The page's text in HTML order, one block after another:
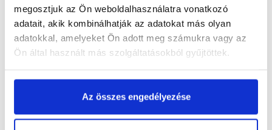
megosztjuk az Ön weboldalhasználatra vonatkozó
adatait, akik kombinálhatják az adatokat más olyan
adatokkal, amelyeket Ön adott meg számukra vagy az
Ön által használt más szolgáltatásokból gyűjtöttek.
Az összes engedélyezése
Vásárlói vélemények
Kérdések és válaszok